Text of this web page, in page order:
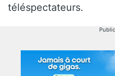
téléspectateurs.